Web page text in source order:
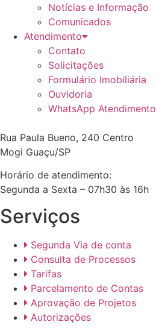
Notícias e Informação
Comunicados
Atendimento
Contato
Solicitações
Formulário Imobiliária
Ouvidoria
WhatsApp Atendimento
Rua Paula Bueno, 240 Centro
Mogi Guaçu/SP
Horário de atendimento:
Segunda a Sexta – 07h30 às 16h
Serviços
Segunda Via de conta
Consulta de Processos
Tarifas
Parcelamento de Contas
Aprovação de Projetos
Autorizações